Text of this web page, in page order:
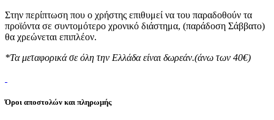
Στην περίπτωση που ο χρήστης επιθυμεί να του παραδοθούν τα
προϊόντα σε συντομότερο χρονικό διάστημα, (παράδοση Σάββατο)
θα χρεώνεται επιπλέον.
*Τα μεταφορικά σε όλη την Ελλάδα είναι δωρεάν.(άνω των 40€)
Όροι αποστολών και πληρωμής